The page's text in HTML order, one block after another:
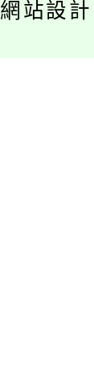
網站設